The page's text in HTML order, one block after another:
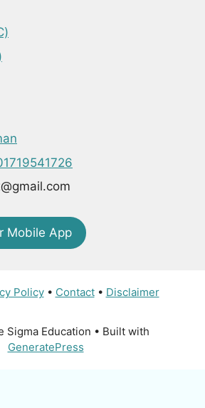
Mobile App
Policy• Contact• Disclaimer
Sigma Education • Built with
GeneratePress